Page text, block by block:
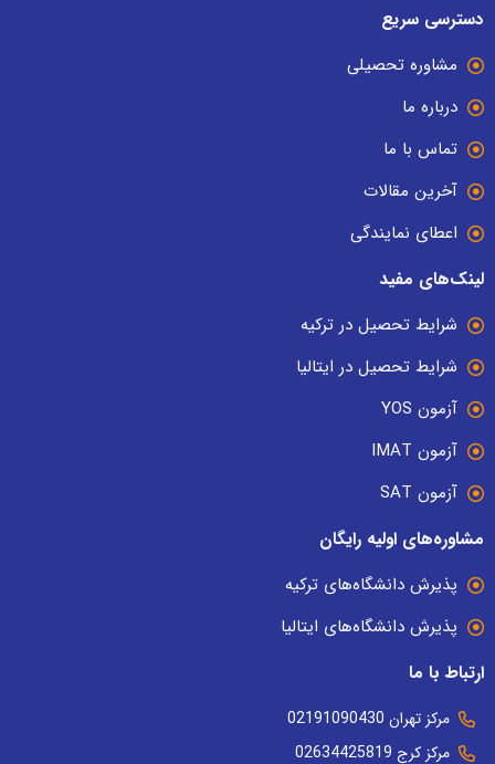
دسترسی سریع
مشاوره تحصیلی
درباره ما
تماس با ما
آخرین مقالات
اعطای نمایندگی
لینک‌های مفید
شرایط تحصیل در ترکیه
شرایط تحصیل در ایتالیا
آزمون YOS
آزمون IMAT
آزمون SAT
مشاوره‌های اولیه رایگان
پذیرش دانشگاه‌های ترکیه
پذیرش دانشگاه‌های ایتالیا
ارتباط با ما
مرکز تهران 02191090430
مرکز کرج 02634425819